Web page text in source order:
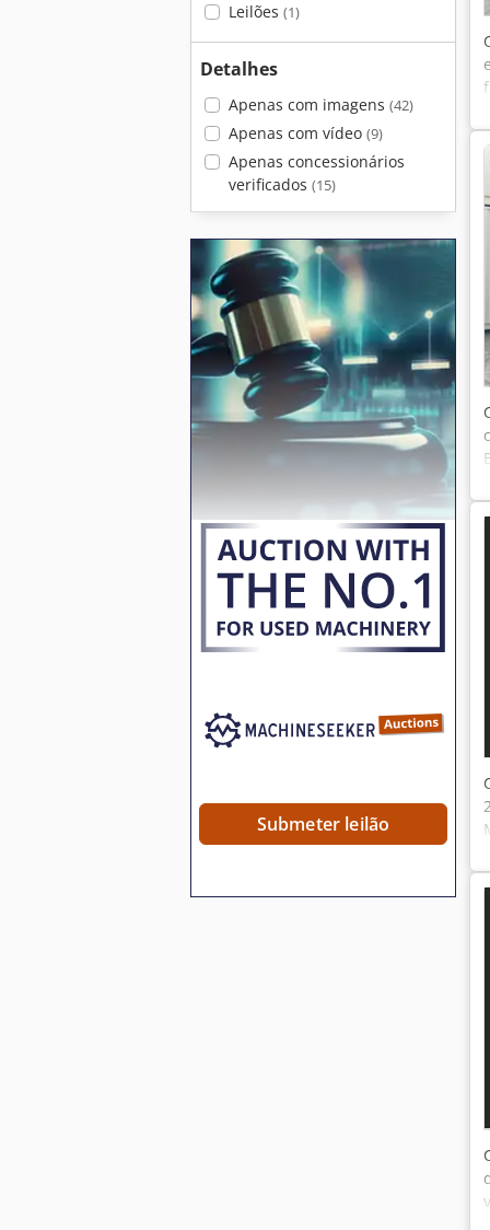
Leilões (1)
Detalhes
Apenas com imagens (42)
Apenas com vídeo (9)
Apenas concessionários
verificados (15)
Submeter leilão